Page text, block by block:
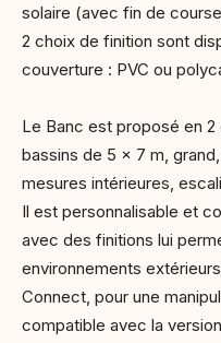
solaire (avec fin de
2 choix de finition sont
couverture : PVC ou
Le Banc est proposé en
bassins de 5 x 7 m,
mesures intérieures,
Il est personnalisable et
avec des finitions lui
environnements
Connect, pour une
compatible avec la